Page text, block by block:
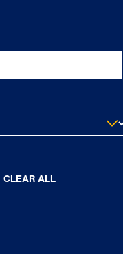
CLEAR ALL